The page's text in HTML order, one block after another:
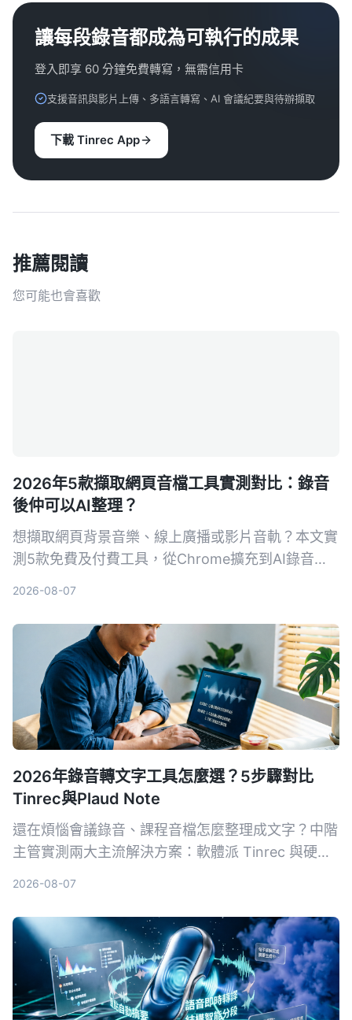
讓每段錄音都成為可執行的成果
登入即享 60 分鐘免費轉寫，無需信用卡
支援音訊與影片上傳、多語言轉寫、AI 會議紀要與待辦擷取
下載 Tinrec App
推薦閱讀
您可能也會喜歡
2026年5款擷取網頁音檔工具實測對比：錄音
後仲可以AI整理？
想擷取網頁背景音樂、線上廣播或影片音軌？本文實
測5款免費及付費工具，從Chrome擴充到AI錄音助
2026-08-07
2026年錄音轉文字工具怎麼選？5步驟對比
Tinrec與Plaud Note
還在煩惱會議錄音、課程音檔怎麼整理成文字？中階
主管實測兩大主流解決方案：軟體派 Tinrec 與硬體
合職場需求的 AI 錄音轉文字工具。
2026-08-07